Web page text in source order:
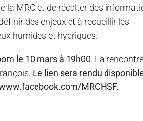
la MRC et de récolter des
des enjeux et à recueillir les
humides et hydriques.
le 10 mars à 19h00. La
Le lien sera rendu
MRCHSF.